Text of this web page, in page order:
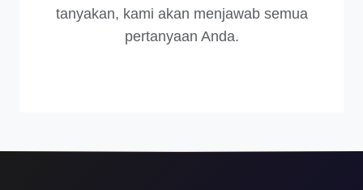
tanyakan, kami akan menjawab semua
pertanyaan Anda.